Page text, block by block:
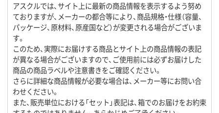
アスクルでは、サイト上に最新の商品情報を表示するよう努め
ておりますが、メーカーの都合等により、商品規格・仕様（容量、
パッケージ、原材料、原産国など）が変更される場合がございま
す。
このため、実際にお届けする商品とサイト上の商品情報の表記
が異なる場合がございますので、ご使用前には必ずお届けした
商品の商品ラベルや注意書きをご確認ください。
さらに詳細な商品情報が必要な場合は、メーカー等にお問い合
わせください。
また、販売単位における「セット」表記は、箱でのお届けをお約束